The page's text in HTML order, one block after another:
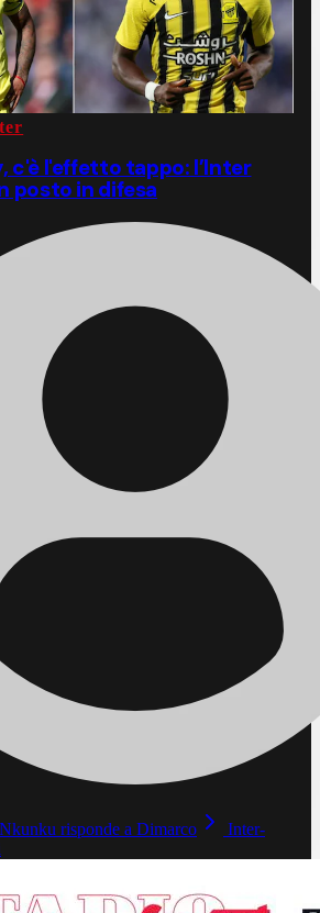
c'è l'effetto tappo: l’Inter
posto in difesa
risponde a Dimarco
Inter-